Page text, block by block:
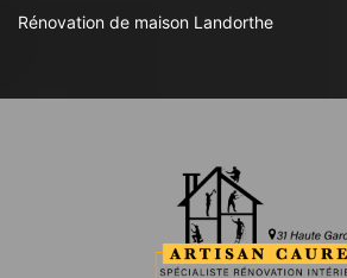
Rénovation de maison Landorthe